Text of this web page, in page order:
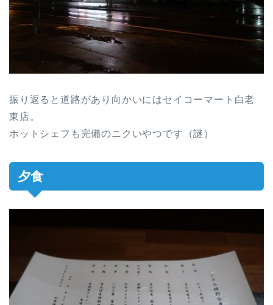
振り返ると道路があり向かいにはセイコーマート白老
東店。
ホットシェフも完備のニクいやつです（謎）
夕食